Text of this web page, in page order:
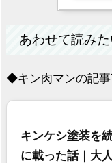
あわせて読み
◆キン肉マンの記事
キンケシ塗装を
に載った話｜大